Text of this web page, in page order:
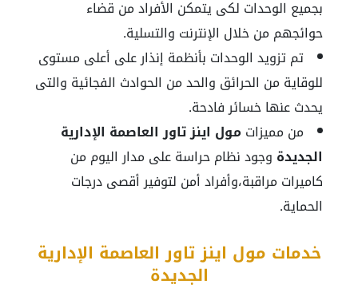
بجميع الوحدات لكى يتمكن الأفراد من قضاء
حوائجهم من خلال الإنترنت والتسلية.
تم تزويد الوحدات بأنظمة إنذار على أعلى مستوى
للوقاية من الحرائق والحد من الحوادث الفجائية والتى
يحدث عنها خسائر فادحة.
من مميزاتمول اينز تاور العاصمة الإدارية
الجديدة وجود نظام حراسة على مدار اليوم من
كاميرات مراقبة،وأفراد أمن لتوفير أقصى درجات
الحماية.
خدمات مول اينز تاور العاصمة الإدارية
الجديدة